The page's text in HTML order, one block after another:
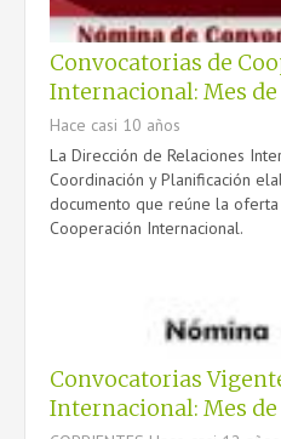
Convocatorias de
Internacional: Mes de
Hace casi 10 años
La Dirección de Relaciones
Coordinación y Planificación
documento que reúne la
Cooperación Internacional.
Convocatorias
Internacional: Mes de